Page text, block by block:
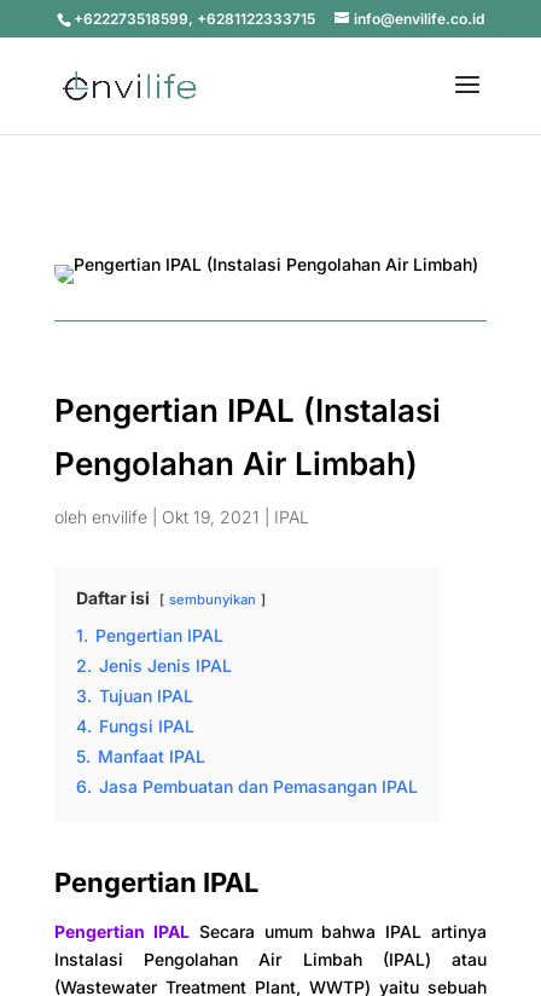
+622273518599, +6281122333715 info@envilife.co.id
Pengertian IPAL (Instalasi
Pengolahan Air Limbah)
oleh envilife| Okt 19, 2021 IPAL
Daftar isi sembunyikan
1. Pengertian IPAL
2. Jenis Jenis IPAL
3. Tujuan IPAL
4. Fungsi IPAL
5. Manfaat IPAL
6. Jasa Pembuatan dan Pemasangan IPAL
Pengertian IPAL
Pengertian IPALSecara umum bahwa IPAL artinya
Instalasi Pengolahan Air Limbah (IPAL) atau
(Wastewater Treatment Plant, WWTP) yaitu sebuah